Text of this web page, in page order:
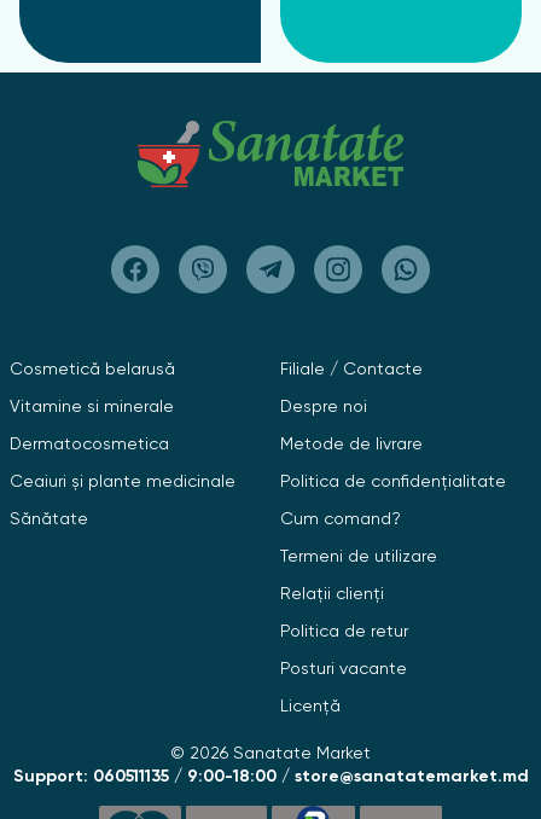
Cosmetică belarusă
Vitamine si minerale
Dermatocosmetica
Ceaiuri și plante medicinale
Sănătate
Filiale / Contacte
Despre noi
Metode de livrare
Politica de confidențialitate
Cum comand?
Termeni de utilizare
Relații clienți
Politica de retur
Posturi vacante
Licență
© 2026 Sanatate Market
Support: 060511135 / 9:00-18:00 / store@sanatatemarket.md